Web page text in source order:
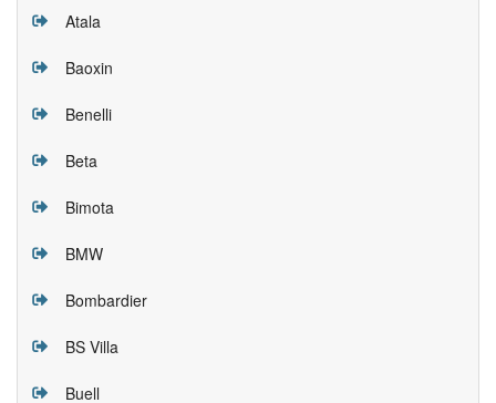
Atala
Baoxin
Benelli
Beta
Bimota
BMW
Bombardier
BS Villa
Buell